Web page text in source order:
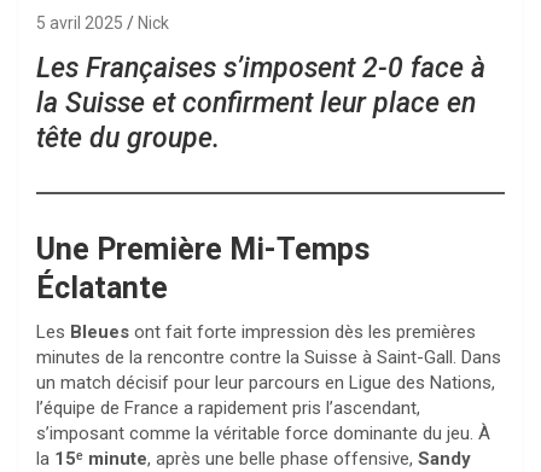
5 avril 2025 Nick
Les Françaises s’imposent 2-0 face à
la Suisse et confirment leur place en
tête du groupe.
Une Première Mi-Temps
Éclatante
Les Bleues ont fait forte impression dès les premières
minutes de la rencontre contre la Suisse à Saint-Gall. Dans
un match décisif pour leur parcours en Ligue des Nations,
l’équipe de France a rapidement pris l’ascendant,
s’imposant comme la véritable force dominante du jeu. À
la 15ᵉ minute, après une belle phase offensive, Sandy